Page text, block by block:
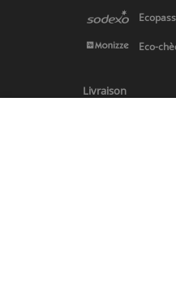
Eco-
Livraison
* Livraison en
Tous droits réservés
Conformément au